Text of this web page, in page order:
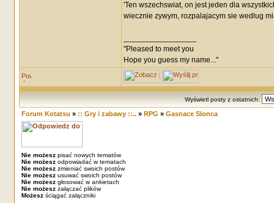
'Ten wszechswiat, on jest jeden dla
wiecznie zywym, rozpalajacym sie wedlug
"Pleased to meet you
Hope you guess my name..."
Wyświetl posty z ostatnich:
Forum Kotatsu » :: Gry i zabawy ::..» RPG » Gasnace Slonca
Nie możeszpisać nowych tematów
Nie możeszodpowiadać w tematach
Nie możeszzmieniać swoich postów
Nie możeszusuwać swoich postów
Nie możeszgłosować w ankietach
Nie możeszzałączać plików
Możeszściągać załączniki